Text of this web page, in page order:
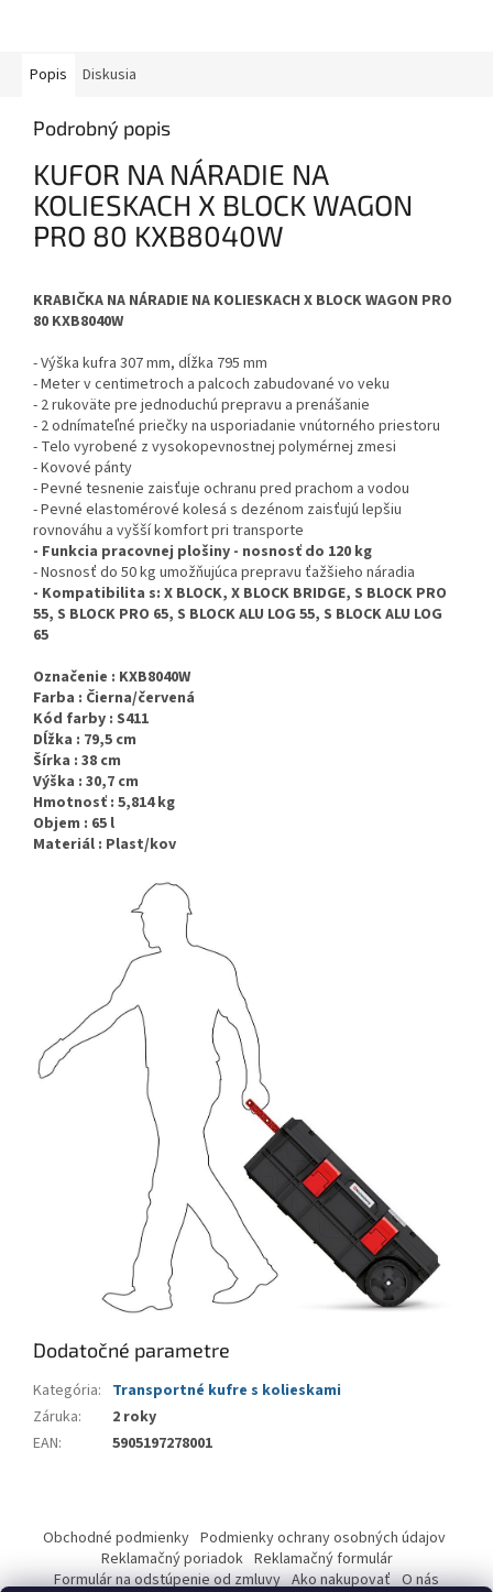
Popis
Diskusia
Podrobný popis
KUFOR NA NÁRADIE NA
KOLIESKACH X BLOCK WAGON
PRO 80 KXB8040W
KRABIČKA NA NÁRADIE NA KOLIESKACH X BLOCK WAGON PRO
80 KXB8040W
- Výška kufra 307 mm, dĺžka 795 mm
- Meter v centimetroch a palcoch zabudované vo veku
- 2 rukoväte pre jednoduchú prepravu a prenášanie
- 2 odnímateľné priečky na usporiadanie vnútorného priestoru
- Telo vyrobené z vysokopevnostnej polymérnej zmesi
- Kovové pánty
- Pevné tesnenie zaisťuje ochranu pred prachom a vodou
- Pevné elastomérové ​​kolesá s dezénom zaisťujú lepšiu
rovnováhu a vyšší komfort pri transporte
- Funkcia pracovnej plošiny - nosnosť do 120 kg
- Nosnosť do 50 kg umožňujúca prepravu ťažšieho náradia
- Kompatibilita s: X BLOCK, X BLOCK BRIDGE, S BLOCK PRO
55, S BLOCK PRO 65, S BLOCK ALU LOG 55, S BLOCK ALU LOG
65
Označenie : KXB8040W
Farba : Čierna/červená
Kód farby : S411
Dĺžka : 79,5 cm
Šírka : 38 cm
Výška : 30,7 cm
Hmotnosť : 5,814 kg
Objem : 65 l
Materiál : Plast/kov
Dodatočné parametre
Kategória: Transportné kufre s kolieskami
Záruka:
2 roky
EAN: 5905197278001
ä
Obchodné podmienky Podmienky ochrany osobných údajov
Reklamačný poriadok Reklamačný formulár
Formulár na odstúpenie od zmluvy Ako nakupovať O nás